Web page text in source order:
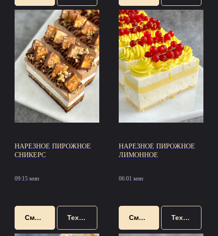
НАРЕЗНОЕ ПИРОЖНОЕ
СНИКЕРС
09:15 мин
Смотреть Техкарта
НАРЕЗНОЕ ПИРОЖНОЕ
ЛИМОННОЕ
06:01 мин
Смотреть Техкарта